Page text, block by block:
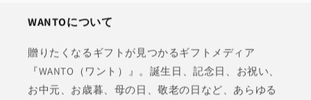
WANTOについて
贈りたくなるギフトが見つかるギフトメディア
『WANTO（ワント）』。誕生日、記念日、お祝い、
お中元、お歳暮、母の日、敬老の日など、あらゆる